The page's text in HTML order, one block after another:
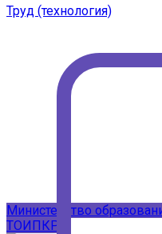
Министерство
ТОИПКРО
Труд (технология)